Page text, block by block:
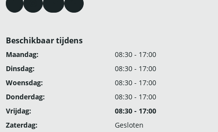
Beschikbaar tijdens
Maandag:
08:30 - 17:00
Dinsdag:
08:30 - 17:00
Woensdag:
08:30 - 17:00
Donderdag:
08:30 - 17:00
Vrijdag:
08:30 - 17:00
Zaterdag:
Gesloten